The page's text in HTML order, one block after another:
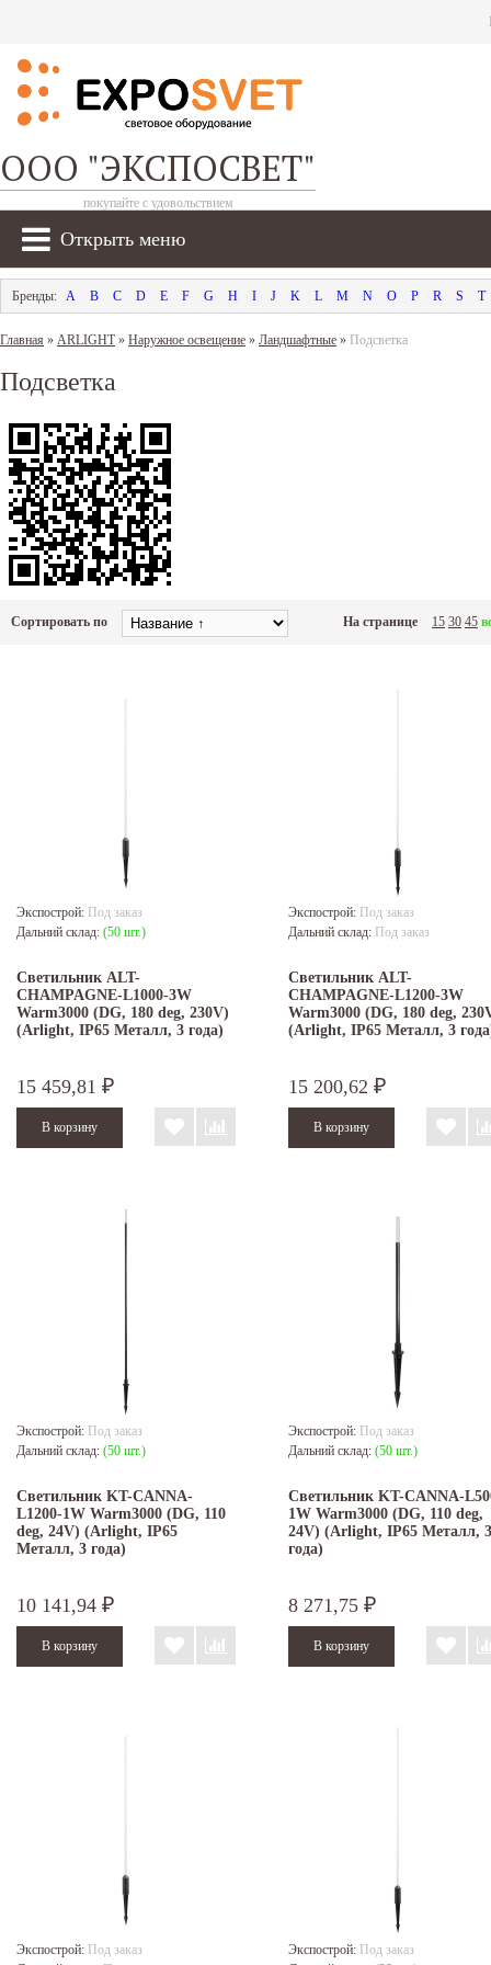
ООО "ЭКСПОСВЕТ"
покупайте с удовольствием
Открыть меню
A B C D E F G H I J K L M N O P R S T
Главная » ARLIGHT» Наружное освещение » Ландшафтные » Подсветка
Подсветка
Сортировать по На странице 15 30 45
Экспострой: Под заказ
Дальний склад: (50 шт.)
Светильник ALT-
CHAMPAGNE-L1000-3W
Warm3000 (DG, 180 deg, 230V)
(Arlight, IP65 Металл, 3 года)
15 459,81 ₽
Экспострой: Под заказ
Дальний склад: Под заказ
Светильник ALT-
CHAMPAGNE-L1200-3W
Warm3000 (DG, 180 deg,
(Arlight, IP65 Металл, 3
15 200,62 ₽
Экспострой: Под заказ
Дальний склад: (50 шт.)
Светильник KT-CANNA-
L1200-1W Warm3000 (DG, 110
deg, 24V) (Arlight, IP65
Металл, 3 года)
10 141,94 ₽
Экспострой: Под заказ
Дальний склад: (50 шт.)
Светильник KT-CANNA-
1W Warm3000 (DG, 110 deg,
24V) (Arlight, IP65 Металл, 3
года)
8 271,75 ₽
Экспострой: Под заказ
Экспострой: Под заказ